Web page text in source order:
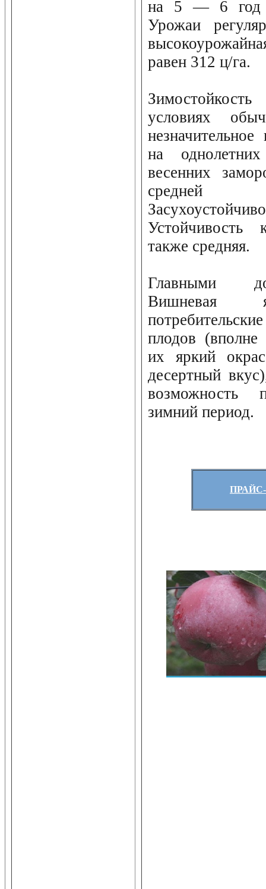
на 5 — 6 год
Урожаи
равен 312 ц/га.
условиях
на
весенних
средней
также средняя.
Главными
Вишневая
плодов
их яркий
десертный
возможность
зимний период.